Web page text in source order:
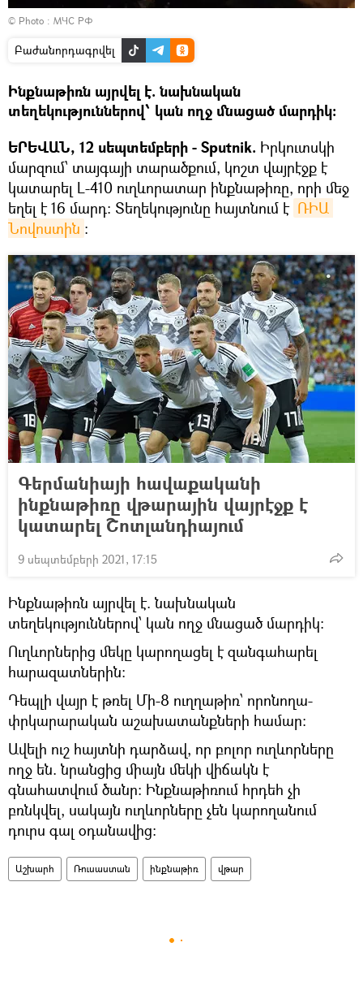
© Photo : МЧС РФ
Բաժանորդագրվել
Ինքնաթիռն այրվել է. նախնական
տեղեկություններով՝ կան ողջ մնացած մարդիկ։
ԵՐԵՎԱՆ, 12 սեպտեմբերի - Sputnik. Իրկուտսկի
մարզում՝ տայգայի տարածքում, կոշտ վայրէջք է
կատարել L-410 ուղևորատար ինքնաթիռը, որի մեջ
եղել է 16 մարդ։ Տեղեկությունը հայտնում է ՌԻԱ
Նովոստին ։
Գերմանիայի հավաքականի
ինքնաթիռը վթարային վայրէջք է
կատարել Շոտլանդիայում
9 սեպտեմբերի 2021, 17:15
Ինքնաթիռն այրվել է. նախնական
տեղեկություններով՝ կան ողջ մնացած մարդիկ։
Ուղևորներից մեկը կարողացել է զանգահարել
հարազատներին։
Դեպլի վայր է թռել Մի-8 ուղղաթիռ՝ որոնողա-
փրկարարական աշախատանքների համար։
Ավելի ուշ հայտնի դարձավ, որ բոլոր ուղևորները
ողջ են. նրանցից միայն մեկի վիճակն է
գնահատվում ծանր։ Ինքնաթիռում հրդեհ չի
բռնկվել, սակայն ուղևորները չեն կարողանում
դուրս գալ օդանավից։
Աշխարհ Ռուսաստան ինքնաթիռ վթար